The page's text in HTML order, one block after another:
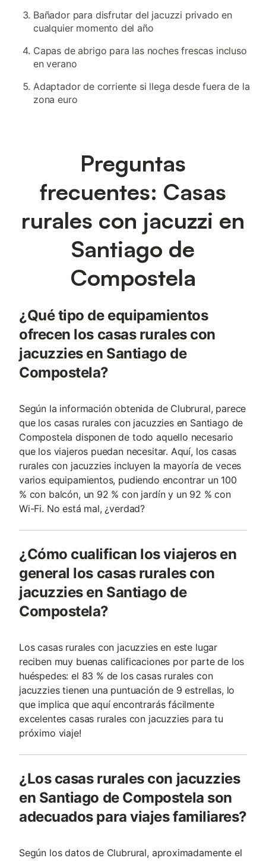
Bañador para disfrutar del jacuzzi privado en
cualquier momento del año
Capas de abrigo para las noches frescas incluso
en verano
Adaptador de corriente si llega desde fuera de la
zona euro
Preguntas
frecuentes: Casas
rurales con jacuzzi en
Santiago de
Compostela
¿Qué tipo de equipamientos
ofrecen los casas rurales con
jacuzzies en Santiago de
Compostela?
Según la información obtenida de Clubrural, parece
que los casas rurales con jacuzzies en Santiago de
Compostela disponen de todo aquello necesario
que los viajeros puedan necesitar. Aquí, los casas
rurales con jacuzzies incluyen la mayoría de veces
varios equipamientos, pudiendo encontrar un 100
% con balcón, un 92 % con jardín y un 92 % con
Wi-Fi. No está mal, ¿verdad?
¿Cómo cualifican los viajeros en
general los casas rurales con
jacuzzies en Santiago de
Compostela?
Los casas rurales con jacuzzies en este lugar
reciben muy buenas calificaciones por parte de los
huéspedes: el 83 % de los casas rurales con
jacuzzies tienen una puntuación de 9 estrellas, lo
que implica que aquí encontrarás fácilmente
excelentes casas rurales con jacuzzies para tu
próximo viaje!
¿Los casas rurales con jacuzzies
en Santiago de Compostela son
adecuados para viajes familiares?
Según los datos de Clubrural, aproximadamente el